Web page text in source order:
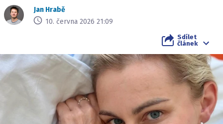
Jan Hrabě
10. června 2026 21:09
Sdílet
článek